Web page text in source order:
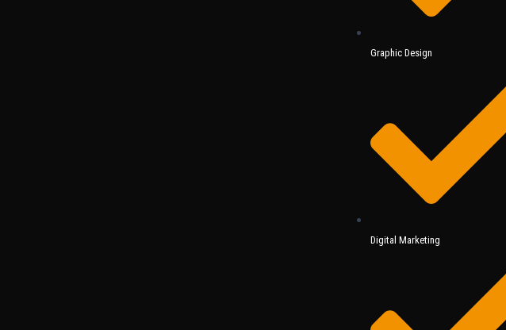
Graphic Design
Digital Marketing